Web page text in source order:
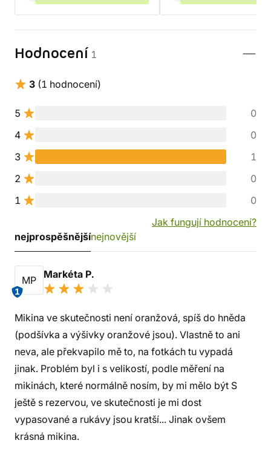
Hodnocení 1
3 (1 hodnocení)
5
0
4
0
3
1
2
0
1
0
Jak fungují hodnocení?
nejprospěšnějšínejnovější
MP
1
Markéta P.
Mikina ve skutečnosti není oranžová, spíš do hněda
(podšívka a výšivky oranžové jsou). Vlastně to ani
neva, ale překvapilo mě to, na fotkách tu vypadá
jinak. Problém byl i s velikostí, podle měření na
mikinách, které normálně nosím, by mi mělo být S
ještě s rezervou, ve skutečnosti je mi dost
vypasované a rukávy jsou kratší... Jinak ovšem
krásná mikina.